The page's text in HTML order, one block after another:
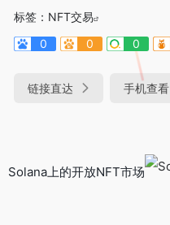
标签： NFT交易
0
0 0
链接直达 手机查看
Solana上的开放NFT市场